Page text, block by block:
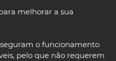
melhorar a sua
o funcionamento
pelo que não requerem